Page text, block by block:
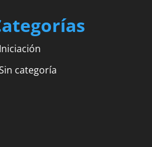
Iniciación
categoría